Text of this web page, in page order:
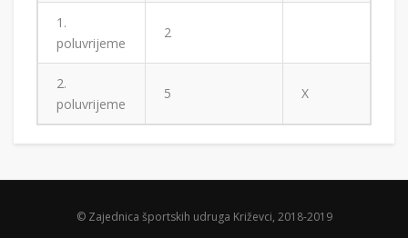
1.
poluvrijeme
2
2.
poluvrijeme
5 X
© Zajednica športskih udruga Križevci, 2018-2019